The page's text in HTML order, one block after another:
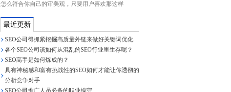
怎么符合你自己的审美观，只要用户喜欢那这样
最近更新
SEO公司得抓紧挖掘高质量外链来做好关键词优化
各个SEO公司该如何从混乱的SEO行业里生存呢？
SEO高手是如何炼成的？
具有神秘感和富有挑战性的SEO如何才能让你透彻的
分析竞争对手
SEO公司推广人员必备的职业操守